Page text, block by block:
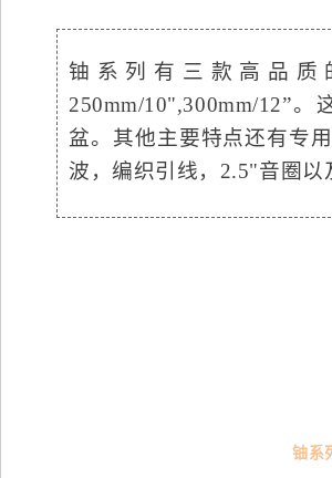
铀系列有三款高品质
250mm/10",300mm/12”
盆。其他主要特点还有专
波，编织引线，2.5"音圈以
铀系